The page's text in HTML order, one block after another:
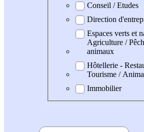
Conseil / Etudes
Direction
Espaces verts et
Agriculture /
animaux
Hôtellerie -
Tourisme /
Immobilier